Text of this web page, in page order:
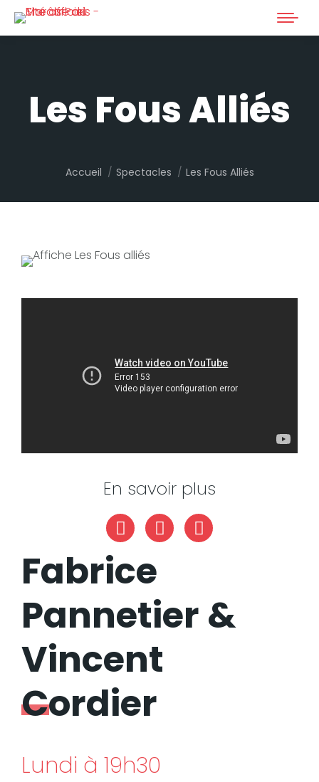
Les Fous Alliés
Vous êtes ici :
Accueil Spectacles Les Fous Alliés
En savoir plus
Facebook YouTube
Fabrice
Pannetier &
Vincent
Cordier
Lundi à 19h30